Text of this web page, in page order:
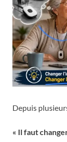
Depuis
« Il faut